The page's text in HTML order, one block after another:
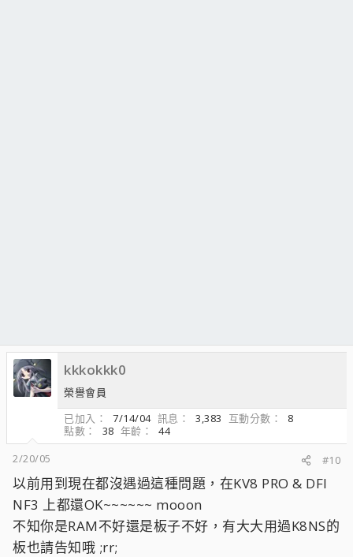
kkkokkk0
榮譽會員
已加入
7/14/04 訊息 3,383 互動分數
8
點數
38 年齡
44
2/20/05
#10
以前用到現在都沒遇過這種問題，在KV8 PRO & DFI
NF3 上都還OK~~~~~~ mooon
不知你是RAM不好還是板子不好，有大大用過K8NS的
板也請告知哦 ;rr;